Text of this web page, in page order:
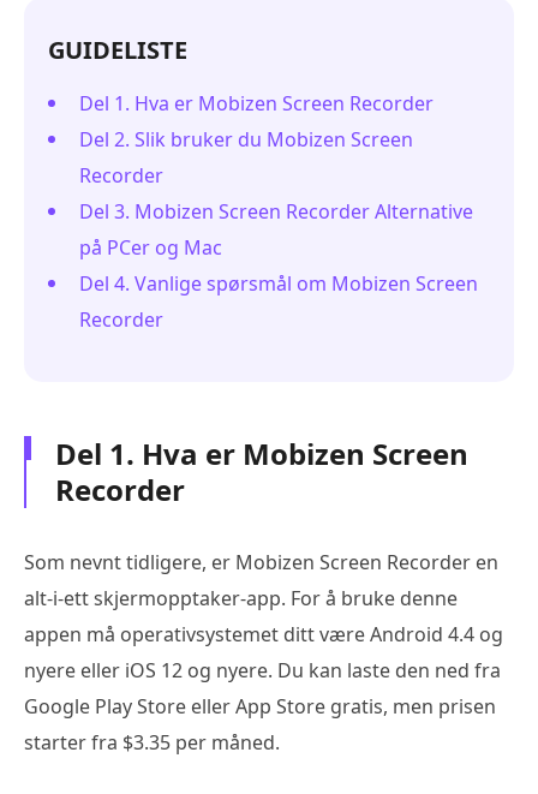
GUIDELISTE
Del 1. Hva er Mobizen Screen Recorder
Del 2. Slik bruker du Mobizen Screen
Recorder
Del 3. Mobizen Screen Recorder Alternative
på PCer og Mac
Del 4. Vanlige spørsmål om Mobizen Screen
Recorder
Del 1. Hva er Mobizen Screen
Recorder
Som nevnt tidligere, er Mobizen Screen Recorder en
alt-i-ett skjermopptaker-app. For å bruke denne
appen må operativsystemet ditt være Android 4.4 og
nyere eller iOS 12 og nyere. Du kan laste den ned fra
Google Play Store eller App Store gratis, men prisen
starter fra $3.35 per måned.